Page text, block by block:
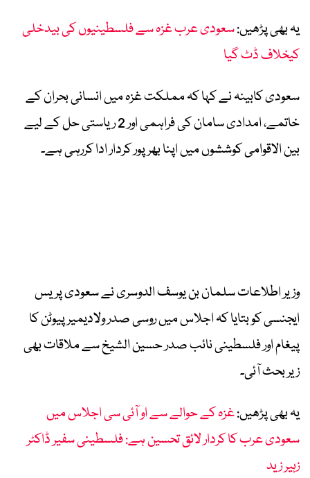
یہ بھی پڑھیں:سعودی عرب غزہ سے فلسطینیوں کی بیدخلی
کیخلاف ڈٹ گیا
سعودی کابینہ نے کہا کہ مملکت غزہ میں انسانی بحران کے
خاتمے، امدادی سامان کی فراہمی اور 2 ریاستی حل کے لیے
بین الاقوامی کوششوں میں اپنا بھرپور کردار ادا کررہی ہے۔
وزیر اطلاعات سلمان بن یوسف الدوسری نے سعودی پریس
ایجنسی کو بتایا کہ اجلاس میں روسی صدر ولادیمیر پیوٹن کا
پیغام اور فلسطینی نائب صدر حسین الشیخ سے ملاقات بھی
زیر بحث آئی۔
یہ بھی پڑھیں:غزہ کے حوالے سے او آئی سی اجلاس میں
سعودی عرب کا کردار لائق تحسین ہے: فلسطینی سفیر ڈاکٹر
زہیر زید